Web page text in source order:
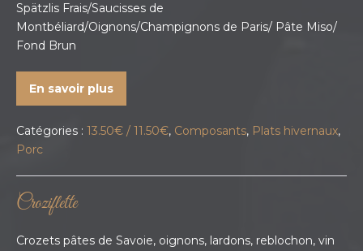
Spätzlis Frais/Saucisses de
Montbéliard/Oignons/Champignons de Paris/ Pâte Miso/
Fond Brun
En savoir plus
Catégories : 13.50€ / 11.50€, Composants, Plats hivernaux,
Porc
Croziflette
Crozets pâtes de Savoie, oignons, lardons, reblochon, vin